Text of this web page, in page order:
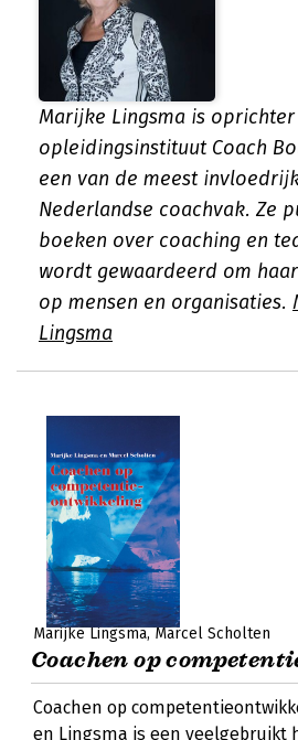
Marijke Lingsma is oprichter
opleidingsinstituut Coach
een van de meest
Nederlandse coachvak. Ze
boeken over coaching en
wordt gewaardeerd om
op mensen en organisaties.
Lingsma
Marijke Lingsma Marcel Scholten
Coachen op
Coachen op
en Lingsma is een veelgebruikt